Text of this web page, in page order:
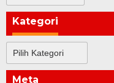
Kategori
Meta